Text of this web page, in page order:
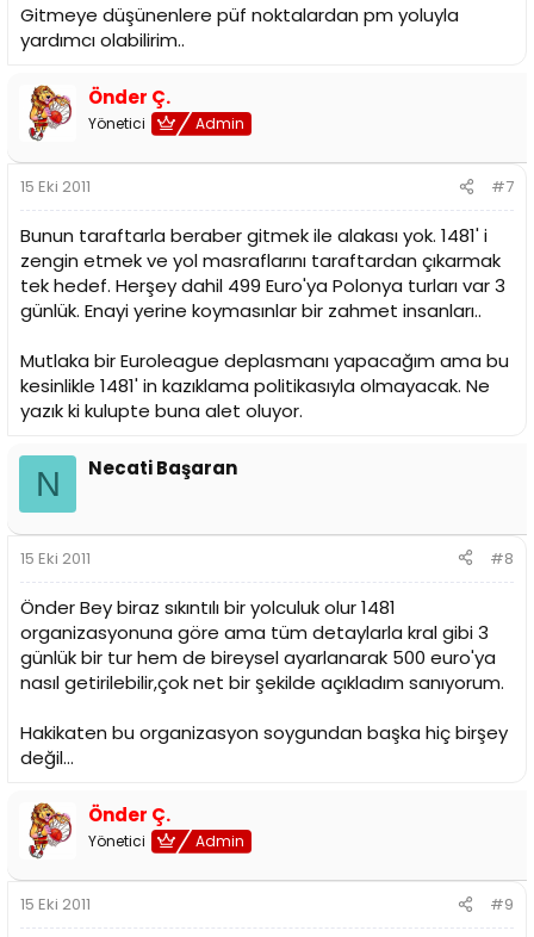
Gitmeye düşünenlere püf noktalardan pm yoluyla
yardımcı olabilirim..
Önder Ç.
Yönetici Admin
15 Eki 2011 #7
Bunun taraftarla beraber gitmek ile alakası yok. 1481' i
zengin etmek ve yol masraflarını taraftardan çıkarmak
tek hedef. Herşey dahil 499 Euro'ya Polonya turları var 3
günlük. Enayi yerine koymasınlar bir zahmet insanları..
Mutlaka bir Euroleague deplasmanı yapacağım ama bu
kesinlikle 1481' in kazıklama politikasıyla olmayacak. Ne
yazık ki kulupte buna alet oluyor.
N Necati Başaran
15 Eki 2011 #8
Önder Bey biraz sıkıntılı bir yolculuk olur 1481
organizasyonuna göre ama tüm detaylarla kral gibi 3
günlük bir tur hem de bireysel ayarlanarak 500 euro'ya
nasıl getirilebilir,çok net bir şekilde açıkladım sanıyorum.
Hakikaten bu organizasyon soygundan başka hiç birşey
değil...
Önder Ç.
Yönetici Admin
15 Eki 2011 #9